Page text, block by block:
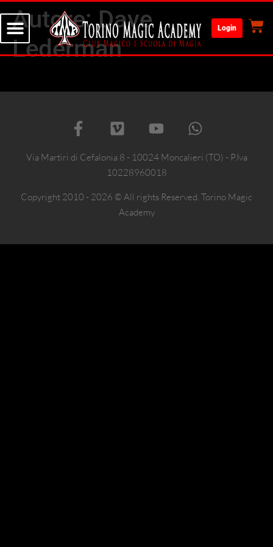
Login
Autore:Dave
Lederman
Via Martiri di Cefalonia 8 - 10024 Moncalieri (TO) - P.Iva
10228960018
Copyright 2010 - 2026 © All rights Reserved. Torino Magic
Academy